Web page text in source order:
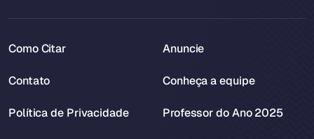
Como Citar
Contato
Política de Privacidade
Anuncie
Conheça a equipe
Professor do Ano 2025